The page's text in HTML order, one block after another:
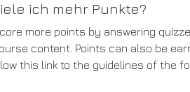
ich mehr Punkte?
more points by answering
content. Points can also be
this link to the guidelines of the